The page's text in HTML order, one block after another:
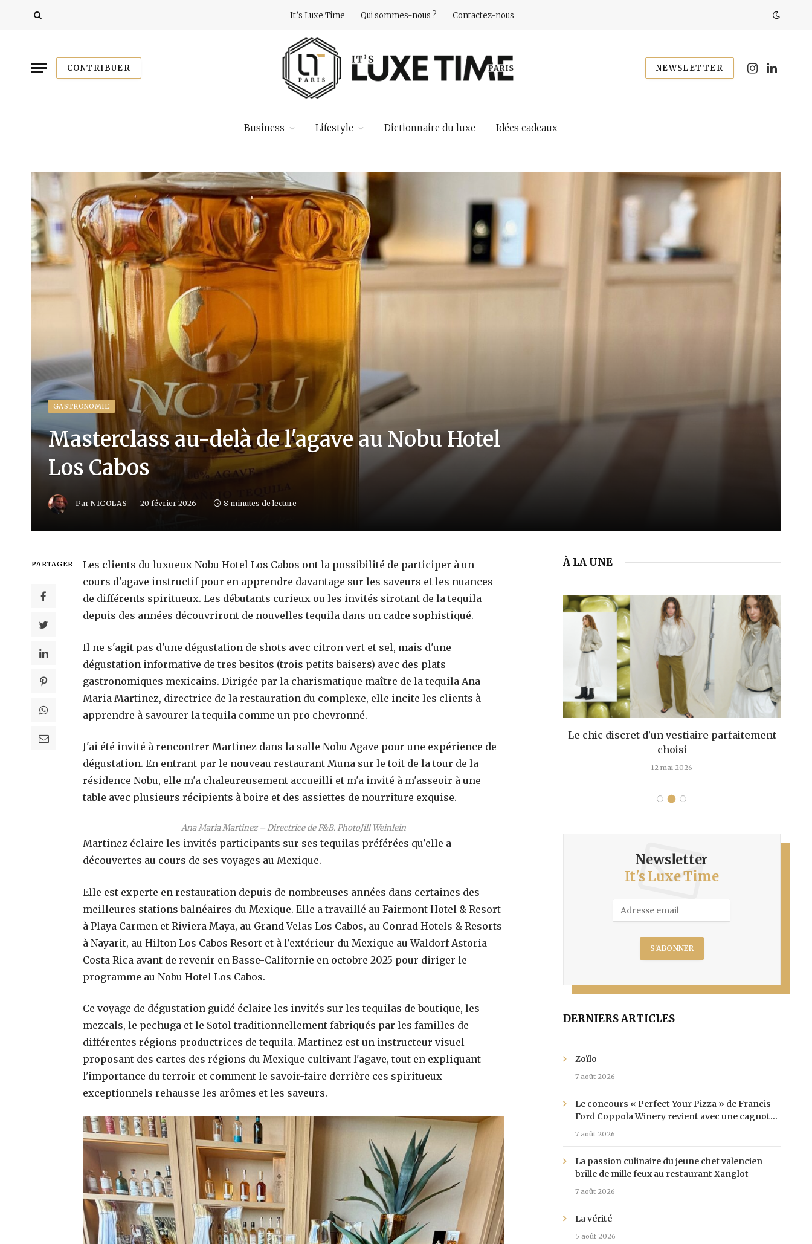
It’s Luxe Time Qui sommes-nous ? Contactez-nous
CONTRIBUER NEWSLETTER Instagram
LinkedIn
Business Lifestyle Dictionnaire du luxe Idées cadeaux
GASTRONOMIE
Masterclass au-delà de l'agave au Nobu Hotel
Los Cabos
Par NICOLAS 20 février 2026 8 minutes de lecture
PARTAGER
Les clients du luxueux Nobu Hotel Los Cabos ont la possibilité de participer à un
cours d'agave instructif pour en apprendre davantage sur les saveurs et les nuances
de différents spiritueux. Les débutants curieux ou les invités sirotant de la tequila
depuis des années découvriront de nouvelles tequila dans un cadre sophistiqué.
Il ne s'agit pas d'une dégustation de shots avec citron vert et sel, mais d'une
dégustation informative de tres besitos (trois petits baisers) avec des plats
gastronomiques mexicains. Dirigée par la charismatique maître de la tequila Ana
Maria Martinez, directrice de la restauration du complexe, elle incite les clients à
apprendre à savourer la tequila comme un pro chevronné.
J'ai été invité à rencontrer Martinez dans la salle Nobu Agave pour une expérience de
dégustation. En entrant par le nouveau restaurant Muna sur le toit de la tour de la
résidence Nobu, elle m'a chaleureusement accueilli et m'a invité à m'asseoir à une
table avec plusieurs récipients à boire et des assiettes de nourriture exquise.
Ana Maria Martinez – Directrice de F&B. PhotoJill Weinlein
Martinez éclaire les invités participants sur ses tequilas préférées qu'elle a
découvertes au cours de ses voyages au Mexique.
Elle est experte en restauration depuis de nombreuses années dans certaines des
meilleures stations balnéaires du Mexique. Elle a travaillé au Fairmont Hotel & Resort
à Playa Carmen et Riviera Maya, au Grand Velas Los Cabos, au Conrad Hotels & Resorts
à Nayarit, au Hilton Los Cabos Resort et à l'extérieur du Mexique au Waldorf Astoria
Costa Rica avant de revenir en Basse-Californie en octobre 2025 pour diriger le
programme au Nobu Hotel Los Cabos.
Ce voyage de dégustation guidé éclaire les invités sur les tequilas de boutique, les
mezcals, le pechuga et le Sotol traditionnellement fabriqués par les familles de
différentes régions productrices de tequila. Martinez est un instructeur visuel
proposant des cartes des régions du Mexique cultivant l'agave, tout en expliquant
l'importance du terroir et comment le savoir-faire derrière ces spiritueux
exceptionnels rehausse les arômes et les saveurs.
À LA UNE
différent des sérums anti-âge traditionnels
?
18 avril 2026
pour marquer le coup
20 mai 2026
Le chic discret d’un vestiaire parfaitement
choisi
12 mai 2026
Newsletter
It's Luxe Time
DERNIERS ARTICLES
Zoïlo
7 août 2026
Le concours « Perfect Your Pizza » de Francis
Ford Coppola Winery revient avec une cagnotte
de 25 000 $
7 août 2026
La passion culinaire du jeune chef valencien
brille de mille feux au restaurant Xanglot
7 août 2026
La vérité
5 août 2026